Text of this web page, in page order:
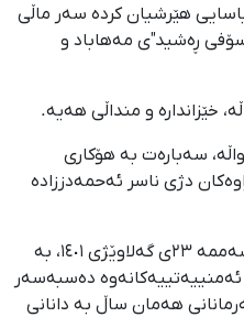
هێرشیان کردە سەر ماڵی
سۆفی ڕەشید"ی مەهاباد و
سەبارەت بە هۆکاری
دژی ناسر ئەحمەدززادە
ئەم هاووڵاتییە کوردە ڕۆژی یەکشەممە ٢٣ی گەلاوێژی ١٤٠١، بە
دەسبەسەر
ڕۆژی یەکشەممە ١٣ی خەرمانانی هەمان ساڵ بە دانانی